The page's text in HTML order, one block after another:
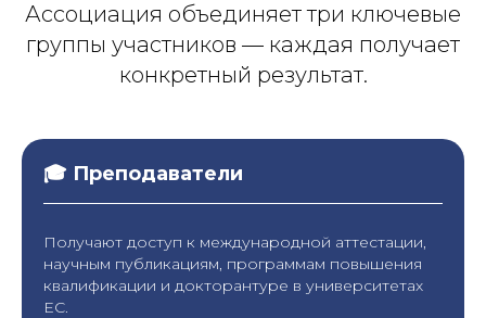
Ассоциация объединяет три ключевые
группы участников — каждая получает
конкретный результат.
🎓 Преподаватели
Получают доступ к международной аттестации,
научным публикациям, программам повышения
квалификации и докторантуре в университетах
ЕС.